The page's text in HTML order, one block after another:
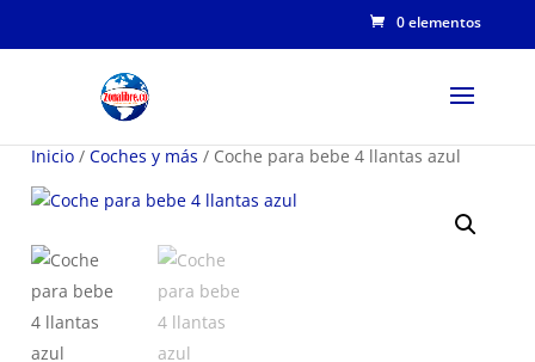
0 elementos
Inicio / Coches y más / Coche para bebe 4 llantas azul